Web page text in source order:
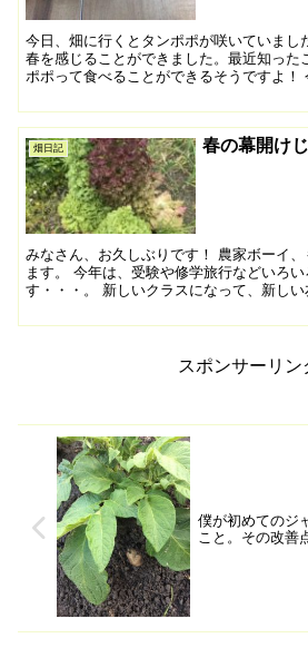
今日、畑に行くとタンポポが咲いていまし
春を感じることができました。最近知った
ポポって食べることができるそうですよ！
畑日記 春の幕開け
みなさん、お久しぶりです！ 農家ボーイ
ます。 今年は、受験や修学旅行などいろ
す・・・。 新しいクラスになって、新しい
スポンサーリン
僕が初めてのジ
こと。その改善